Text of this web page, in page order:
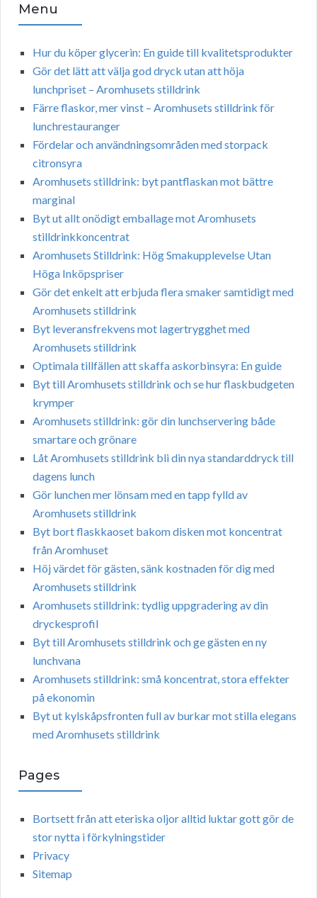
Menu
Hur du köper glycerin: En guide till kvalitetsprodukter
Gör det lätt att välja god dryck utan att höja
lunchpriset – Aromhusets stilldrink
Färre flaskor, mer vinst – Aromhusets stilldrink för
lunchrestauranger
Fördelar och användningsområden med storpack
citronsyra
Aromhusets stilldrink: byt pantflaskan mot bättre
marginal
Byt ut allt onödigt emballage mot Aromhusets
stilldrinkkoncentrat
Aromhusets Stilldrink: Hög Smakupplevelse Utan
Höga Inköpspriser
Gör det enkelt att erbjuda flera smaker samtidigt med
Aromhusets stilldrink
Byt leveransfrekvens mot lagertrygghet med
Aromhusets stilldrink
Optimala tillfällen att skaffa askorbinsyra: En guide
Byt till Aromhusets stilldrink och se hur flaskbudgeten
krymper
Aromhusets stilldrink: gör din lunchservering både
smartare och grönare
Låt Aromhusets stilldrink bli din nya standarddryck till
dagens lunch
Gör lunchen mer lönsam med en tapp fylld av
Aromhusets stilldrink
Byt bort flaskkaoset bakom disken mot koncentrat
från Aromhuset
Höj värdet för gästen, sänk kostnaden för dig med
Aromhusets stilldrink
Aromhusets stilldrink: tydlig uppgradering av din
dryckesprofil
Byt till Aromhusets stilldrink och ge gästen en ny
lunchvana
Aromhusets stilldrink: små koncentrat, stora effekter
på ekonomin
Byt ut kylskåpsfronten full av burkar mot stilla elegans
med Aromhusets stilldrink
Pages
Bortsett från att eteriska oljor alltid luktar gott gör de
stor nytta i förkylningstider
Privacy
Sitemap